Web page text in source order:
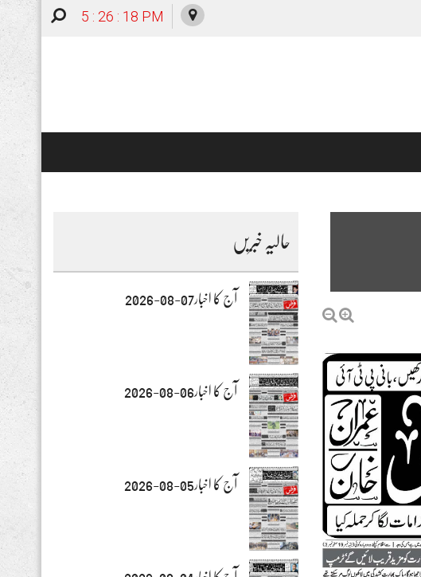
5 : 26 : 20 PM
حالیہ خبریں
آج کا اخبار07-08-2026
آج کا اخبار06-08-2026
آج کا اخبار05-08-2026